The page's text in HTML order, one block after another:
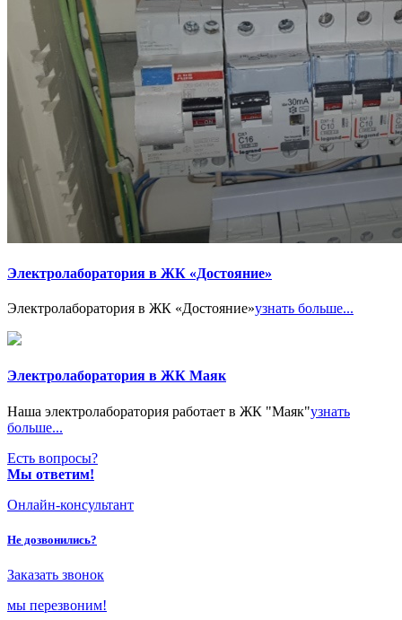
Электролаборатория в ЖК «Достояние»
Электролаборатория в ЖК «Достояние»узнать больше...
Электролаборатория в ЖК Маяк
Наша электролаборатория работает в ЖК "Маяк"узнать
больше...
Есть вопросы?
Мы ответим!
Онлайн-консультант
Не дозвонились?
Заказать звонок
мы перезвоним!